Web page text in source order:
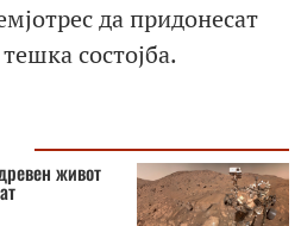
да придонесат
состојба.
живот